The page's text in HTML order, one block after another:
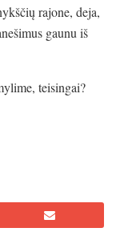
rajone, deja,
gaunu iš
teisingai?